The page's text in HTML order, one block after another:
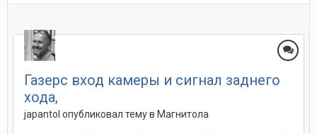
Газерс вход камеры и сигнал заднего
хода,
japantol опубликовал тему в Магнитола